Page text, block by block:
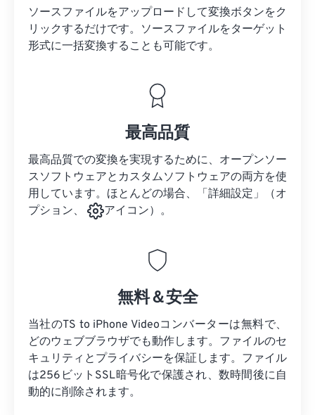
ソースファイルをアップロードして変換ボタンをク
リックするだけです。 ソースファイルをターゲット
形式に一括変換することも可能です。
最高品質
最高品質での変換を実現するために、オープンソー
スソフトウェアとカスタムソフトウェアの両方を使
用しています。ほとんどの場合、「詳細設定」（オ
プション、
アイコン）。
無料＆安全
当社のTS to iPhone Videoコンバーターは無料で、
どのウェブブラウザでも動作します。ファイルのセ
キュリティとプライバシーを保証します。ファイル
は256ビットSSL暗号化で保護され、数時間後に自
動的に削除されます。